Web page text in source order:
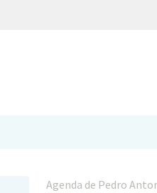
Agenda de Pedro